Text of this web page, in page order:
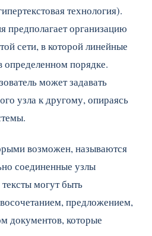
технология).
предполагает организацию
сети, в которой линейные
определенном порядке.
может задавать
узла к другому, опираясь
возможен, называются
соединенные узлы
могут быть
предложением,
документов, которые